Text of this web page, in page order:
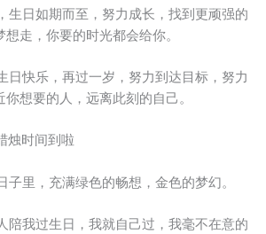
生日如期而至，努力成长，找到更顽强的
走，你要的时光都会给你。
日快乐，再过一岁，努力到达目标，努力
想要的人，远离此刻的自己。
烛时间到啦
子里，充满绿色的畅想，金色的梦幻。
陪我过生日，我就自己过，我毫不在意的